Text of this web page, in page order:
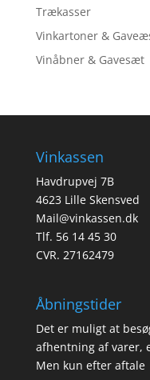
Trækasser
Vinkartoner &
Vinåbner & Gavesæt
Vinkassen
Havdrupvej 7B
4623 Lille Skensved
Mail@vinkassen.dk
Tlf. 56 14 45 30
CVR. 27162479
Åbningstider
Det er muligt at
afhentning af varer,
Men kun efter aftale